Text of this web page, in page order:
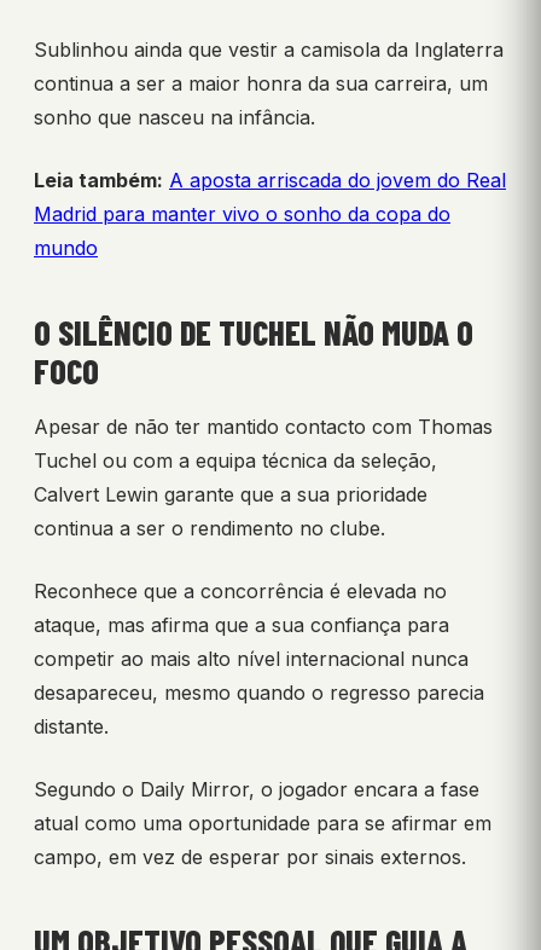
Sublinhou ainda que vestir a camisola da Inglaterra
continua a ser a maior honra da sua carreira, um
sonho que nasceu na infância.
Leia também: A aposta arriscada do jovem do Real
Madrid para manter vivo o sonho da copa do
mundo
O SILÊNCIO DE TUCHEL NÃO MUDA O
FOCO
Apesar de não ter mantido contacto com Thomas
Tuchel ou com a equipa técnica da seleção,
Calvert Lewin garante que a sua prioridade
continua a ser o rendimento no clube.
Reconhece que a concorrência é elevada no
ataque, mas afirma que a sua confiança para
competir ao mais alto nível internacional nunca
desapareceu, mesmo quando o regresso parecia
distante.
Segundo o Daily Mirror, o jogador encara a fase
atual como uma oportunidade para se afirmar em
campo, em vez de esperar por sinais externos.